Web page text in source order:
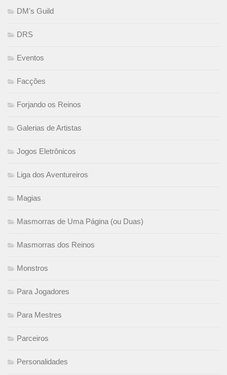
DM's Guild
DRS
Eventos
Facções
Forjando os Reinos
Galerias de Artistas
Jogos Eletrônicos
Liga dos Aventureiros
Magias
Masmorras de Uma Página (ou Duas)
Masmorras dos Reinos
Monstros
Para Jogadores
Para Mestres
Parceiros
Personalidades